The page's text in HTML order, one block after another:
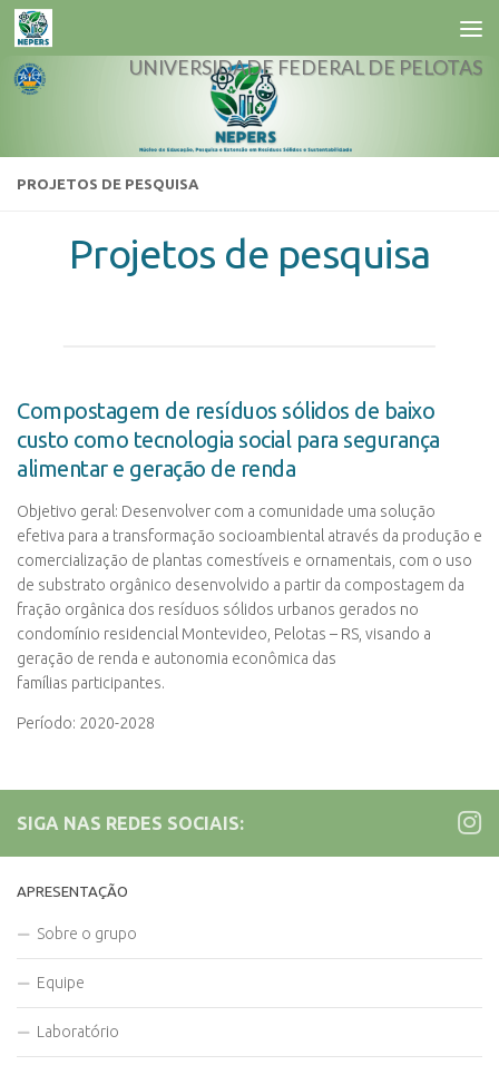
Skip to content
UNIVERSIDADE FEDERAL DE PELOTAS
PROJETOS DE PESQUISA
Projetos de pesquisa
Compostagem de resíduos sólidos de baixo
custo como tecnologia social para segurança
alimentar e geração de renda
Objetivo geral: Desenvolver com a comunidade uma solução
efetiva para a transformação socioambiental através da produção e
comercialização de plantas comestíveis e ornamentais, com o uso
de substrato orgânico desenvolvido a partir da compostagem da
fração orgânica dos resíduos sólidos urbanos gerados no
condomínio residencial Montevideo, Pelotas – RS, visando a
geração de renda e autonomia econômica das
famílias participantes.
Período: 2020-2028
SIGA NAS REDES SOCIAIS:
APRESENTAÇÃO
Sobre o grupo
Equipe
Laboratório